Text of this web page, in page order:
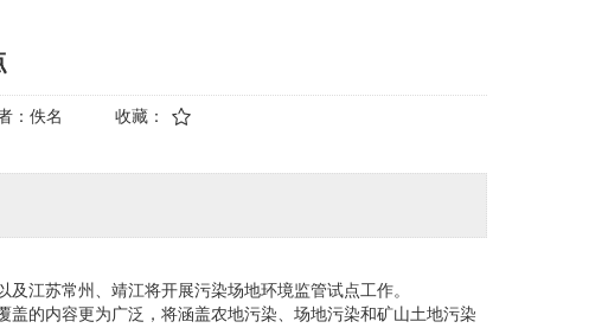
： 佚名
收藏：
江苏常州、靖江将开展污染场地环境监管试点工作。
的内容更为广泛，将涵盖农地污染、场地污染和矿山土地污染